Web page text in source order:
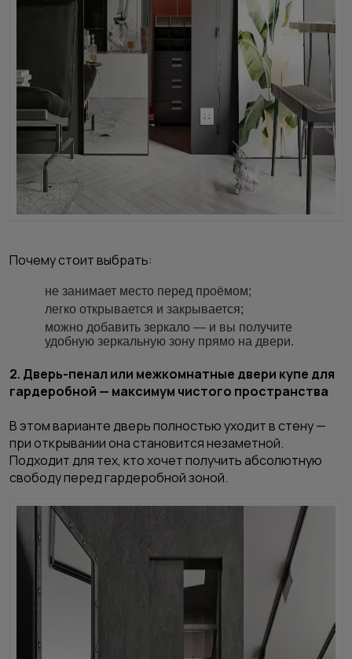
Почему стоит выбрать:
не занимает место перед проёмом;
легко открывается и закрывается;
можно добавить зеркало — и вы получите
удобную зеркальную зону прямо на двери.
2. Дверь-пенал или межкомнатные двери купе для
гардеробной — максимум чистого пространства
В этом варианте дверь полностью уходит в стену —
при открывании она становится незаметной.
Подходит для тех, кто хочет получить абсолютную
свободу перед гардеробной зоной.